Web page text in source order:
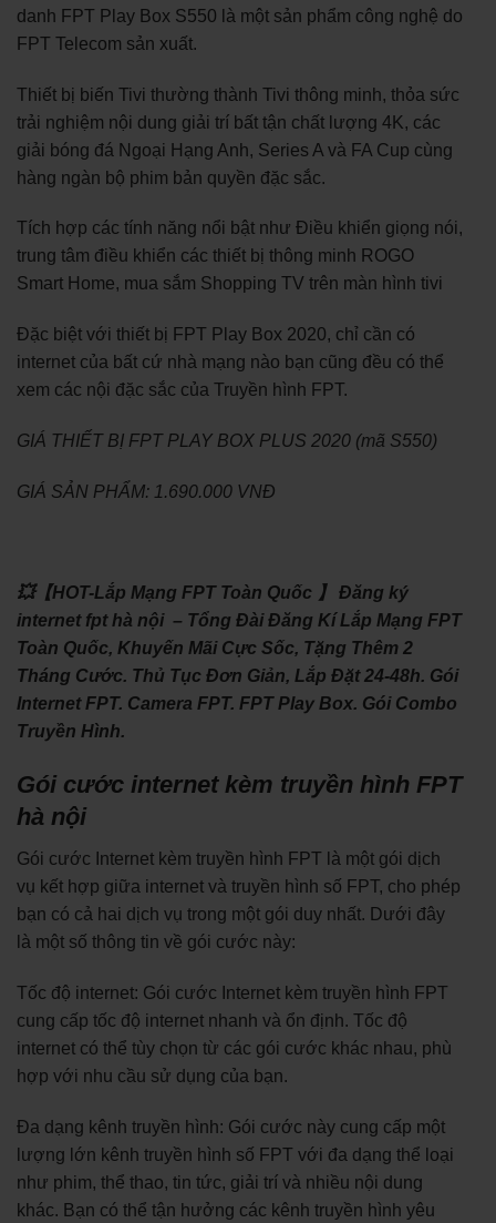
danh FPT Play Box S550 là một sản phẩm công nghệ do
FPT Telecom sản xuất.
Thiết bị biến Tivi thường thành Tivi thông minh, thỏa sức
trải nghiệm nội dung giải trí bất tận chất lượng 4K, các
giải bóng đá Ngoại Hạng Anh, Series A và FA Cup cùng
hàng ngàn bộ phim bản quyền đặc sắc.
Tích hợp các tính năng nổi bật như Điều khiển giọng nói,
trung tâm điều khiển các thiết bị thông minh ROGO
Smart Home, mua sắm Shopping TV trên màn hình tivi
Đặc biệt với thiết bị FPT Play Box 2020, chỉ cần có
internet của bất cứ nhà mạng nào bạn cũng đều có thể
xem các nội đặc sắc của Truyền hình FPT.
GIÁ THIẾT BỊ FPT PLAY BOX PLUS 2020 (mã S550)
GIÁ SẢN PHẨM: 1.690.000 VNĐ
💥【HOT-Lắp Mạng FPT Toàn Quốc 】 Đăng ký
internet fpt hà nội – Tổng Đài Đăng Kí Lắp Mạng FPT
Toàn Quốc, Khuyến Mãi Cực Sốc, Tặng Thêm 2
Tháng Cước. Thủ Tục Đơn Giản, Lắp Đặt 24-48h. Gói
Internet FPT. Camera FPT. FPT Play Box. Gói Combo
Truyền Hình.
Gói cước internet kèm truyền hình FPT
hà nội
Gói cước Internet kèm truyền hình FPT là một gói dịch
vụ kết hợp giữa internet và truyền hình số FPT, cho phép
bạn có cả hai dịch vụ trong một gói duy nhất. Dưới đây
là một số thông tin về gói cước này:
Tốc độ internet: Gói cước Internet kèm truyền hình FPT
cung cấp tốc độ internet nhanh và ổn định. Tốc độ
internet có thể tùy chọn từ các gói cước khác nhau, phù
hợp với nhu cầu sử dụng của bạn.
Đa dạng kênh truyền hình: Gói cước này cung cấp một
lượng lớn kênh truyền hình số FPT với đa dạng thể loại
như phim, thể thao, tin tức, giải trí và nhiều nội dung
khác. Bạn có thể tận hưởng các kênh truyền hình yêu